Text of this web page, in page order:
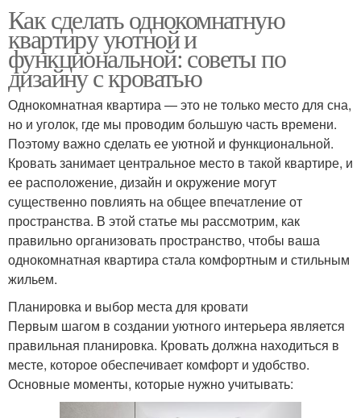
Как сделать однокомнатную
квартиру уютной и
функциональной: советы по
дизайну с кроватью
Однокомнатная квартира — это не только место для сна,
но и уголок, где мы проводим большую часть времени.
Поэтому важно сделать ее уютной и функциональной.
Кровать занимает центральное место в такой квартире, и
ее расположение, дизайн и окружение могут
существенно повлиять на общее впечатление от
пространства. В этой статье мы рассмотрим, как
правильно организовать пространство, чтобы ваша
однокомнатная квартира стала комфортным и стильным
жильем.
Планировка и выбор места для кровати
Первым шагом в создании уютного интерьера является
правильная планировка. Кровать должна находиться в
месте, которое обеспечивает комфорт и удобство.
Основные моменты, которые нужно учитывать: